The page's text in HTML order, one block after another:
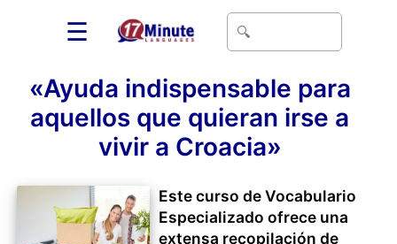
☰
«Ayuda indispensable para
aquellos que quieran irse a
vivir a Croacia»
Este curso de Vocabulario
Especializado ofrece una
extensa recopilación de